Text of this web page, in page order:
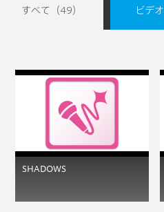
すべて （49） ビデオ
SHADOWS